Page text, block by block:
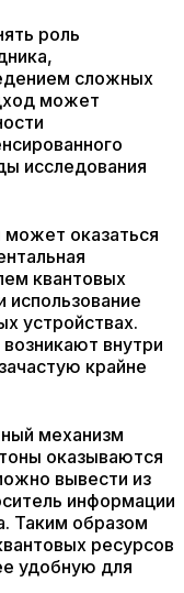
роль
сложных
может
исследования
может оказаться
квантовых
использование
устройствах.
внутри
крайне
механизм
оказываются
вывести из
информации
Таким образом
ресурсов
удобную для